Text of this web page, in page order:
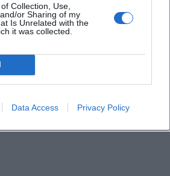
Collection, Use,
or Sharing of my
Is Unrelated with the
it was collected.
Data Access Privacy Policy